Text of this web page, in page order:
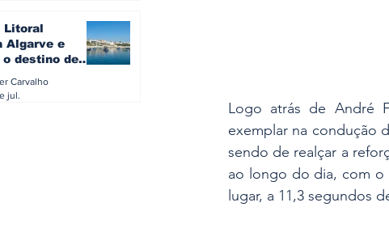
Logo atrás de André
exemplar na condução
sendo de realçar a
ao longo do dia, com o
lugar, a 11,3 segundos
Litoral
Algarve e
o destino de
Carvalho
jul.